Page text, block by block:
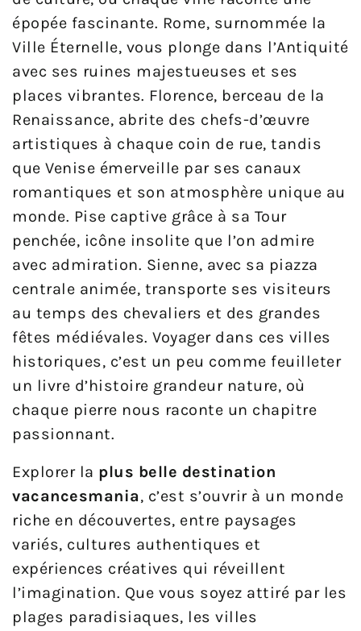
épopée fascinante. Rome, surnommée la
Ville Éternelle, vous plonge dans l’Antiquité
avec ses ruines majestueuses et ses
places vibrantes. Florence, berceau de la
Renaissance, abrite des chefs-d’œuvre
artistiques à chaque coin de rue, tandis
que Venise émerveille par ses canaux
romantiques et son atmosphère unique au
monde. Pise captive grâce à sa Tour
penchée, icône insolite que l’on admire
avec admiration. Sienne, avec sa piazza
centrale animée, transporte ses visiteurs
au temps des chevaliers et des grandes
fêtes médiévales. Voyager dans ces villes
historiques, c’est un peu comme feuilleter
un livre d’histoire grandeur nature, où
chaque pierre nous raconte un chapitre
passionnant.
Explorer la plus belle destination
vacancesmania, c’est s’ouvrir à un monde
riche en découvertes, entre paysages
variés, cultures authentiques et
expériences créatives qui réveillent
l’imagination. Que vous soyez attiré par les
plages paradisiaques, les villes